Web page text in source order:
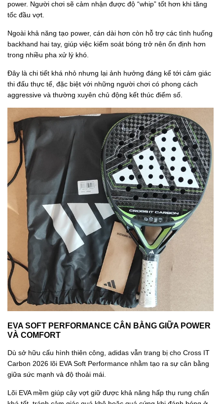
power. Người chơi sẽ cảm nhận được độ “whip” tốt hơn khi tăng
tốc đầu vợt.
Ngoài khả năng tạo power, cán dài hơn còn hỗ trợ các tình huống
backhand hai tay, giúp việc kiểm soát bóng trở nên ổn định hơn
trong nhiều pha xử lý khó.
Đây là chi tiết khá nhỏ nhưng lại ảnh hưởng đáng kể tới cảm giác
thi đấu thực tế, đặc biệt với những người chơi có phong cách
aggressive và thường xuyên chủ động kết thúc điểm số.
EVA SOFT PERFORMANCE CÂN BẰNG GIỮA POWER
VÀ COMFORT
Dù sở hữu cấu hình thiên công, adidas vẫn trang bị cho Cross IT
Carbon 2026 lõi EVA Soft Performance nhằm tạo ra sự cân bằng
giữa sức mạnh và độ thoải mái.
Lõi EVA mềm giúp cây vợt giữ được khả năng hấp thụ rung chấn